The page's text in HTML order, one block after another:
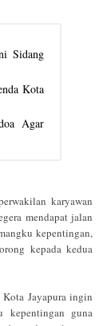
Sidang
Kota
Agar
karyawan
mendapat jalan
kepentingan,
kepada kedua
Jayapura ingin
kepentingan guna